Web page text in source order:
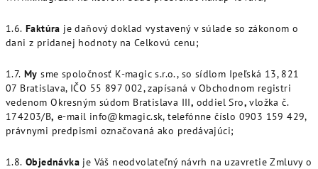
1.6. Faktúra je daňový doklad vystavený v súlade so zákonom o
dani z pridanej hodnoty na Celkovú cenu;
1.7. My sme spoločnosť K-magic s.r.o., so sídlom Ipeľská 13, 821
07 Bratislava, IČO 55 897 002, zapísaná v Obchodnom registri
vedenom Okresným súdom Bratislava III, oddiel Sro,vložka č.
174203/B, e-mail info@kmagic.sk, telefónne číslo 0903 159 429,
právnymi predpismi označovaná ako predávajúci;
1.8. Objednávka je Váš neodvolateľný návrh na uzavretie Zmluvy o